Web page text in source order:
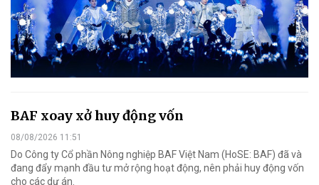
BAF xoay xở huy động vốn
08/08/2026 11:51
Do Công ty Cổ phần Nông nghiệp BAF Việt Nam (HoSE: BAF) đã và
đang đẩy mạnh đầu tư mở rộng hoạt động, nên phải huy động vốn
cho các dự án.